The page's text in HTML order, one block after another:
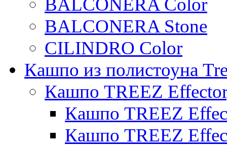
BALCONERA Color
BALCONERA Stone
CILINDRO Color
Кашпо из полистоуна
Кашпо TREEZ
Кашпо TREEZ
Кашпо TREEZ